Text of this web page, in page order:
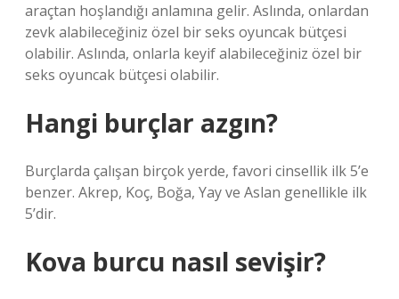
araçtan hoşlandığı anlamına gelir. Aslında, onlardan
zevk alabileceğiniz özel bir seks oyuncak bütçesi
olabilir. Aslında, onlarla keyif alabileceğiniz özel bir
seks oyuncak bütçesi olabilir.
Hangi burçlar azgın?
Burçlarda çalışan birçok yerde, favori cinsellik ilk 5’e
benzer. Akrep, Koç, Boğa, Yay ve Aslan genellikle ilk
5’dir.
Kova burcu nasıl sevişir?